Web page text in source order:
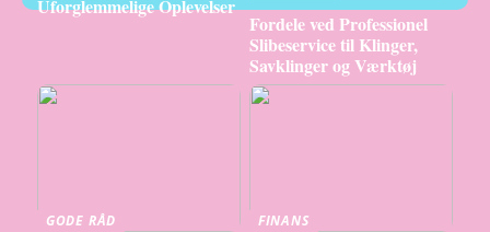
Uforglemmelige Oplevelser
Fordele ved Professionel
Slibeservice til Klinger,
Savklinger og Værktøj
GODE RÅD FINANS